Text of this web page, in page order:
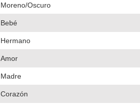
Moreno/Oscuro
Bebé
Hermano
Amor
Madre
Corazón